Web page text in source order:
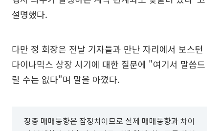
설명했다.
다만 정 회장은 전날 기자들과 만난 자리에서 보스턴
다이나믹스 상장 시기에 대한 질문에 "여기서 말씀드
릴 수는 없다"며 말을 아꼈다.
장중 매매동향은 잠정치이므로 실제 매매동향과 차이